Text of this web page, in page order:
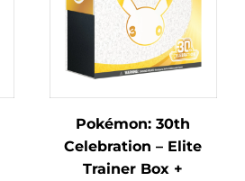
Pokémon: 30th
Celebration – Elite
Trainer Box +